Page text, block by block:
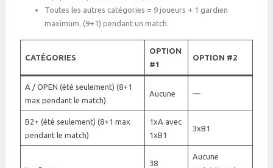
Toutes les autres catégories = 9 joueurs + 1 gardien
maximum. (9+1) pendant un match.
CATÉGORIES
OPTION
#1
OPTION #2
A / OPEN (été seulement) (8+1
max pendant le match)
Aucune —
B2+ (été seulement) (8+1 max
pendant le match)
1xA avec
1xB1
3xB1
38
Aucune